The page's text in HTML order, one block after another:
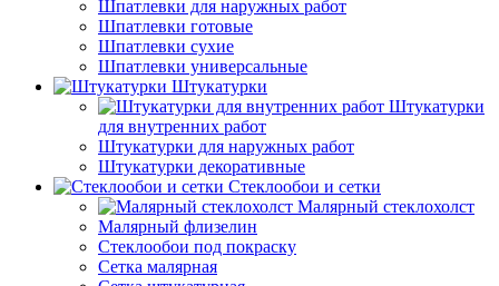
Шпатлевки для наружных работ
Шпатлевки готовые
Шпатлевки сухие
Шпатлевки универсальные
Штукатурки
Штукатурки
для внутренних работ
Штукатурки для наружных работ
Штукатурки декоративные
Стеклообои и сетки
Малярный стеклохолст
Малярный флизелин
Стеклообои под покраску
Сетка малярная